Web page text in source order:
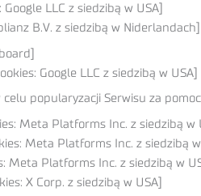
Google LLC z siedzibą w USA]
B.V. z siedzibą w Niderlandach]
Google LLC z siedzibą w USA]
popularyzacji Serwisu za
Meta Platforms Inc. z siedzibą w
Meta Platforms Inc. z siedzibą w
Meta Platforms Inc. z siedzibą w
X Corp. z siedzibą w USA]